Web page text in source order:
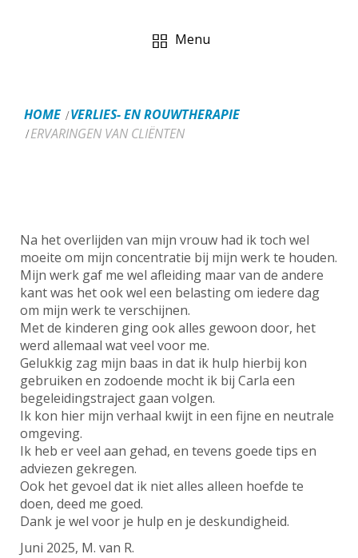
Menu
HOME VERLIES- EN ROUWTHERAPIE
ERVARINGEN VAN CLIËNTEN
Na het overlijden van mijn vrouw had ik toch wel
moeite om mijn concentratie bij mijn werk te houden.
Mijn werk gaf me wel afleiding maar van de andere
kant was het ook wel een belasting om iedere dag
om mijn werk te verschijnen.
Met de kinderen ging ook alles gewoon door, het
werd allemaal wat veel voor me.
Gelukkig zag mijn baas in dat ik hulp hierbij kon
gebruiken en zodoende mocht ik bij Carla een
begeleidingstraject gaan volgen.
Ik kon hier mijn verhaal kwijt in een fijne en neutrale
omgeving.
Ik heb er veel aan gehad, en tevens goede tips en
adviezen gekregen.
Ook het gevoel dat ik niet alles alleen hoefde te
doen, deed me goed.
Dank je wel voor je hulp en je deskundigheid.
Juni 2025, M. van R.